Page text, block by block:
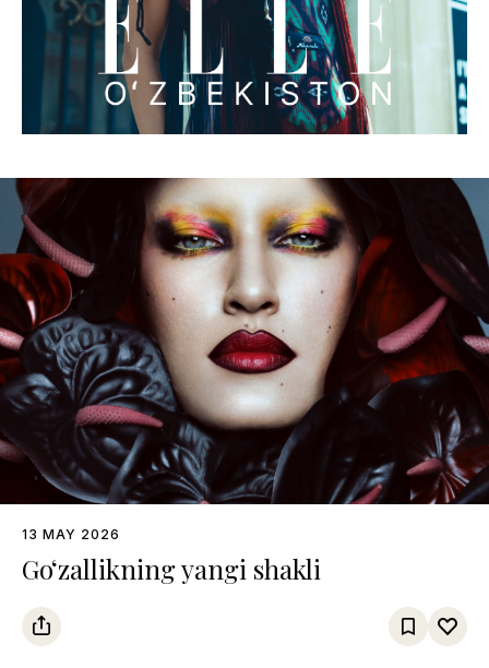
13 MAY 2026
Go‘zallikning yangi shakli